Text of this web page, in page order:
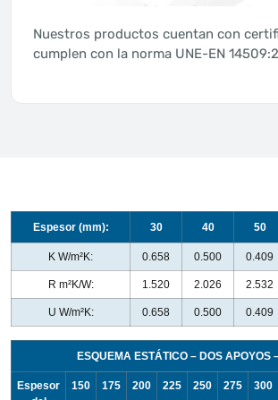
Nuestros productos cuentan con
cumplen con la norma UNE-EN
Espesor (mm): 30 40 50
K W/m²K: 0.658 0.500 0.409
R m²K/W: 1.520 2.026 2.532
U W/m²K: 0.658 0.500 0.409
ESQUEMA ESTÁTICO – DOS
Espesor
150 175 200 225 250 275 300